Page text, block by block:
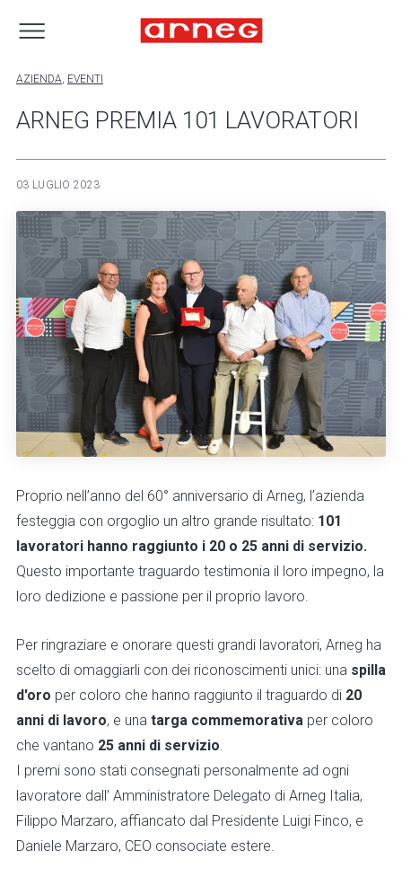
AZIENDA, EVENTI
ARNEG PREMIA 101 LAVORATORI
03 LUGLIO 2023
Proprio nell’anno del 60° anniversario di Arneg, l’azienda
festeggia con orgoglio un altro grande risultato: 101
lavoratori hanno raggiunto i 20 o 25 anni di servizio.
Questo importante traguardo testimonia il loro impegno, la
loro dedizione e passione per il proprio lavoro.
Per ringraziare e onorare questi grandi lavoratori, Arneg ha
scelto di omaggiarli con dei riconoscimenti unici: una spilla
d'oro per coloro che hanno raggiunto il traguardo di 20
anni di lavoro, e una targa commemorativa per coloro
che vantano 25 anni di servizio
I premi sono stati consegnati personalmente ad ogni
lavoratore dall’ Amministratore Delegato di Arneg Italia,
Filippo Marzaro, affiancato dal Presidente Luigi Finco, e
Daniele Marzaro, CEO consociate estere.